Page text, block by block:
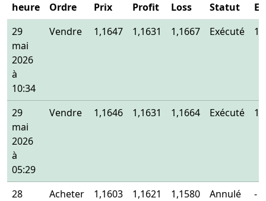
heure
Ordre Prix
Profit
Loss
Statut
29
mai
2026
à
10:34
Vendre 1,1647 1,1631 1,1667 Exécuté
29
mai
2026
à
05:29
Vendre 1,1646 1,1631 1,1664 Exécuté
28
Acheter 1,1603 1,1621 1,1580 Annulé -